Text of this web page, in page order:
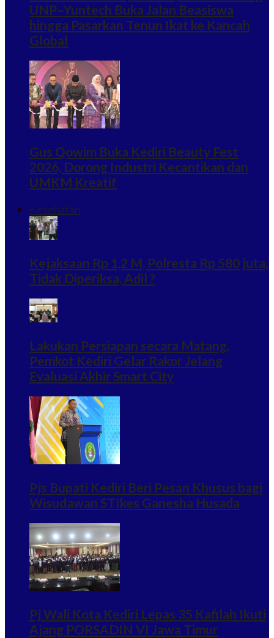
UNP–Yuntech Buka Jalan Beasiswa
hingga Pasarkan Tenun Ikat ke Kancah
Global
Gus Qowim Buka Kediri Beauty Fest
2026, Dorong Industri Kecantikan dan
UMKM Kreatif
Kesehatan
Kejaksaan Rp 1,2 M, Polresta Rp 580 juta,
Tidak Diperiksa, Adil ?
Lakukan Persiapan secara Matang,
Pemkot Kediri Gelar Rakor Jelang
Evaluasi Akhir Smart City
Pjs Bupati Kediri Beri Pesan Khusus bagi
Wisudawan STIkes Ganesha Husada
Pj Wali Kota Kediri Lepas 35 Kafilah Ikuti
Ajang PORSADIN VI Jawa Timur